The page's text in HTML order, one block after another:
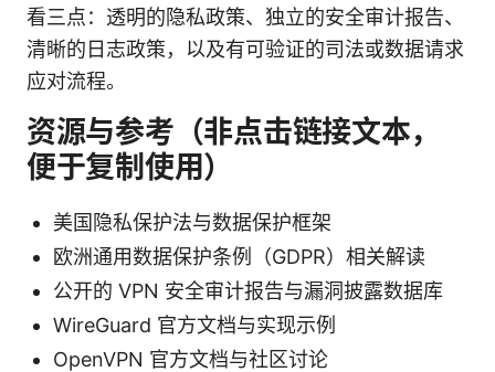
看三点：透明的隐私政策、独立的安全审计报告、
清晰的日志政策，以及有可验证的司法或数据请求
应对流程。
资源与参考（非点击链接文本，
便于复制使用）
美国隐私保护法与数据保护框架
欧洲通用数据保护条例（GDPR）相关解读
公开的 VPN 安全审计报告与漏洞披露数据库
WireGuard 官方文档与实现示例
OpenVPN 官方文档与社区讨论